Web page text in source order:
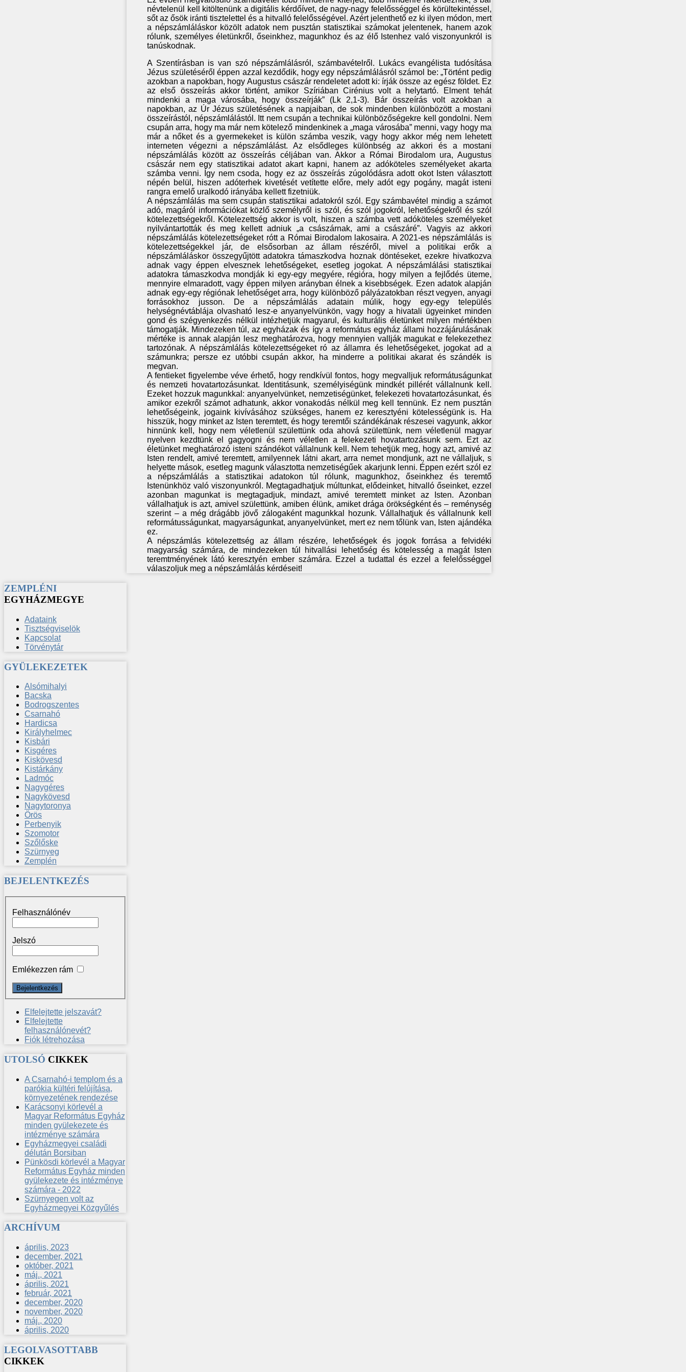
névtelenül kell kitöltenünk a digitális kérdőívet, de nagy-nagy felelősséggel és körültekintéssel,
sőt az ősök iránti tisztelettel és a hitvalló felelősségével. Azért jelenthető ez ki ilyen módon, mert
a népszámláláskor közölt adatok nem pusztán statisztikai számokat jelentenek, hanem azok
rólunk, személyes életünkről, őseinkhez, magunkhoz és az élő Istenhez való viszonyunkról is
tanúskodnak.
A Szentírásban is van szó népszámlálásról, számbavételről. Lukács evangélista tudósítása
Jézus születéséről éppen azzal kezdődik, hogy egy népszámlálásról számol be: „Történt pedig
azokban a napokban, hogy Augustus császár rendeletet adott ki: írják össze az egész földet. Ez
az első összeírás akkor történt, amikor Szíriában Cirénius volt a helytartó. Elment tehát
mindenki a maga városába, hogy összeírják” (Lk 2,1-3). Bár összeírás volt azokban a
napokban, az Úr Jézus születésének a napjaiban, de sok mindenben különbözött a mostani
összeírástól, népszámlálástól. Itt nem csupán a technikai különbözőségekre kell gondolni. Nem
csupán arra, hogy ma már nem kötelező mindenkinek a „maga városába” menni, vagy hogy ma
már a nőket és a gyermekeket is külön számba veszik, vagy hogy akkor még nem lehetett
interneten végezni a népszámlálást. Az elsődleges különbség az akkori és a mostani
népszámlálás között az összeírás céljában van. Akkor a Római Birodalom ura, Augustus
császár nem egy statisztikai adatot akart kapni, hanem az adóköteles személyeket akarta
számba venni. Így nem csoda, hogy ez az összeírás zúgolódásra adott okot Isten választott
népén belül, hiszen adóterhek kivetését vetítette előre, mely adót egy pogány, magát isteni
rangra emelő uralkodó irányába kellett fizetniük.
A népszámlálás ma sem csupán statisztikai adatokról szól. Egy számbavétel mindig a számot
adó, magáról információkat közlő személyről is szól, és szól jogokról, lehetőségekről és szól
kötelezettségekről. Kötelezettség akkor is volt, hiszen a számba vett adóköteles személyeket
nyilvántartották és meg kellett adniuk „a császárnak, ami a császáré”. Vagyis az akkori
népszámlálás kötelezettségeket rótt a Római Birodalom lakosaira. A 2021-es népszámlálás is
kötelezettségekkel jár, de elsősorban az állam részéről, mivel a politikai erők a
népszámláláskor összegyűjtött adatokra támaszkodva hoznak döntéseket, ezekre hivatkozva
adnak vagy éppen elvesznek lehetőségeket, esetleg jogokat. A népszámlálási statisztikai
adatokra támaszkodva mondják ki egy-egy megyére, régióra, hogy milyen a fejlődés üteme,
mennyire elmaradott, vagy éppen milyen arányban élnek a kisebbségek. Ezen adatok alapján
adnak egy-egy régiónak lehetőséget arra, hogy különböző pályázatokban részt vegyen, anyagi
forrásokhoz jusson. De a népszámlálás adatain múlik, hogy egy-egy település
helységnévtáblája olvasható lesz-e anyanyelvünkön, vagy hogy a hivatali ügyeinket minden
gond és szégyenkezés nélkül intézhetjük magyarul, és kulturális életünket milyen mértékben
támogatják. Mindezeken túl, az egyházak és így a református egyház állami hozzájárulásának
mértéke is annak alapján lesz meghatározva, hogy mennyien vallják magukat e felekezethez
tartozónak. A népszámlálás kötelezettségeket ró az államra és lehetőségeket, jogokat ad a
számunkra; persze ez utóbbi csupán akkor, ha minderre a politikai akarat és szándék is
megvan.
A fentieket figyelembe véve érhető, hogy rendkívül fontos, hogy megvalljuk reformátuságunkat
és nemzeti hovatartozásunkat. Identitásunk, személyiségünk mindkét pillérét vállalnunk kell.
Ezeket hozzuk magunkkal: anyanyelvünket, nemzetiségünket, felekezeti hovatartozásunkat, és
amikor ezekről számot adhatunk, akkor vonakodás nélkül meg kell tennünk. Ez nem pusztán
lehetőségeink, jogaink kivívásához szükséges, hanem ez keresztyéni kötelességünk is. Ha
hisszük, hogy minket az Isten teremtett, és hogy teremtői szándékának részesei vagyunk, akkor
hinnünk kell, hogy nem véletlenül születtünk oda ahová születtünk, nem véletlenül magyar
nyelven kezdtünk el gagyogni és nem véletlen a felekezeti hovatartozásunk sem. Ezt az
életünket meghatározó isteni szándékot vállalnunk kell. Nem tehetjük meg, hogy azt, amivé az
Isten rendelt, amivé teremtett, amilyennek látni akart, arra nemet mondjunk, azt ne vállaljuk, s
helyette mások, esetleg magunk választotta nemzetiségűek akarjunk lenni. Éppen ezért szól ez
a népszámlálás a statisztikai adatokon túl rólunk, magunkhoz, őseinkhez és teremtő
Istenünkhöz való viszonyunkról. Megtagadhatjuk múltunkat, elődeinket, hitvalló őseinket, ezzel
azonban magunkat is megtagadjuk, mindazt, amivé teremtett minket az Isten. Azonban
vállalhatjuk is azt, amivel születtünk, amiben élünk, amiket drága örökségként és – reménység
szerint – a még drágább jövő zálogaként magunkkal hozunk. Vállalhatjuk és vállalnunk kell
reformátusságunkat, magyarságunkat, anyanyelvünket, mert ez nem tőlünk van, Isten ajándéka
ez.
A népszámlás kötelezettség az állam részére, lehetőségek és jogok forrása a felvidéki
magyarság számára, de mindezeken túl hitvallási lehetőség és kötelesség a magát Isten
teremtményének látó keresztyén ember számára. Ezzel a tudattal és ezzel a felelősséggel
válaszoljuk meg a népszámlálás kérdéseit!
ZEMPLÉNI
EGYHÁZMEGYE
Adataink
Tisztségviselök
Kapcsolat
Törvénytár
GYÜLEKEZETEK
Alsómihalyi
Bacska
Bodrogszentes
Csarnahó
Hardicsa
Királyhelmec
Kisbári
Kisgéres
Kiskövesd
Kistárkány
Ladmóc
Nagygéres
Nagykövesd
Nagytoronya
Örös
Perbenyik
Szomotor
Szőlőske
Szürnyeg
Zemplén
BEJELENTKEZÉS
Felhasználónév
Jelszó
Emlékezzen rám
Elfelejtette jelszavát?
Elfelejtette
felhasználónevét?
Fiók létrehozása
UTOLSÓ CIKKEK
A Csarnahó-i templom és a
parókia kültéri felújítása,
környezetének rendezése
Karácsonyi körlevél a
Magyar Református Egyház
minden gyülekezete és
intézménye számára
Egyházmegyei családi
délután Borsiban
Pünkösdi körlevél a Magyar
Református Egyház minden
gyülekezete és intézménye
számára - 2022
Szürnyegen volt az
Egyházmegyei Közgyűlés
ARCHÍVUM
április, 2023
december, 2021
október, 2021
máj., 2021
április, 2021
február, 2021
december, 2020
november, 2020
máj., 2020
április, 2020
LEGOLVASOTTABB
CIKKEK